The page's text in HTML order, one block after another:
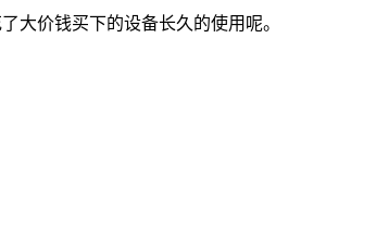
价钱买下的设备长久的使用呢。